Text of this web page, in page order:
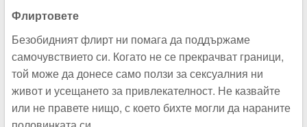
Флиртовете
Безобидният флирт ни помага да поддържаме
самочувствието си. Когато не се прекрачват граници,
той може да донесе само ползи за сексуалния ни
живот и усещането за привлекателност. Не казвайте
или не правете нищо, с което бихте могли да нараните